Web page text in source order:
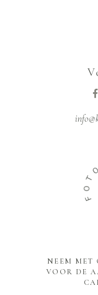
T
NEEM MET
VOOR DE